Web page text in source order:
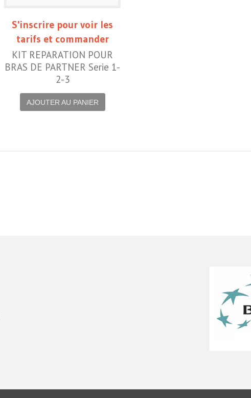
S'inscrire pour voir les
tarifs et commander
KIT REPARATION POUR
BRAS DE PARTNER Serie 1-
2-3
AJOUTER AU PANIER